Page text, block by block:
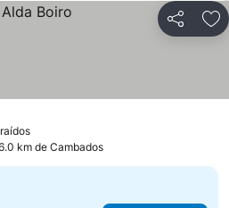
Partilhar
km de Cambados